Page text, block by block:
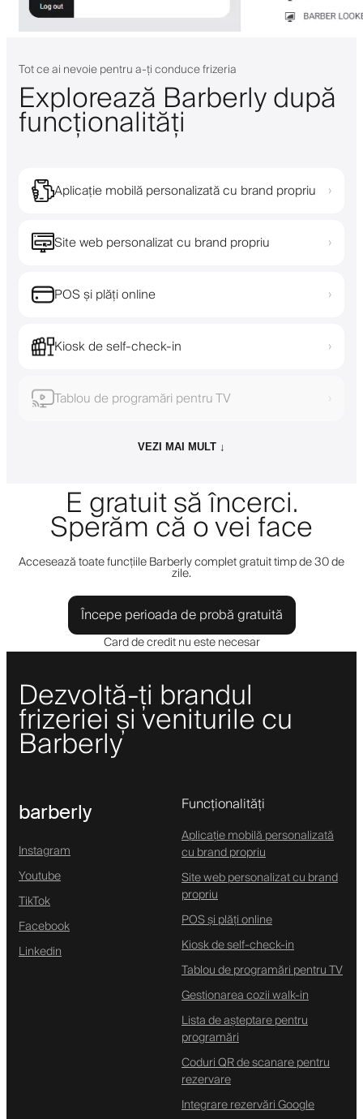
Tot ce ai nevoie pentru a-ți conduce frizeria
Explorează Barberly după
funcționalități
Aplicație mobilă personalizată cu brand propriu ›
Site web personalizat cu brand propriu ›
POS și plăți online ›
Kiosk de self-check-in ›
Tablou de programări pentru TV ›
VEZI MAI MULT ↓
E gratuit să încerci.
Sperăm că o vei face
Accesează toate funcțiile Barberly complet gratuit timp de 30 de
zile.
Începe perioada de probă gratuită
Card de credit nu este necesar
Dezvoltă-ți brandul
frizeriei și veniturile cu
Barberly
barberly
Instagram
Youtube
TikTok
Facebook
Linkedin
Funcționalități
Aplicație mobilă personalizată
cu brand propriu
Site web personalizat cu brand
propriu
POS și plăți online
Kiosk de self-check-in
Tablou de programări pentru TV
Gestionarea cozii walk-in
Lista de așteptare pentru
programări
Coduri QR de scanare pentru
rezervare
Integrare rezervări Google